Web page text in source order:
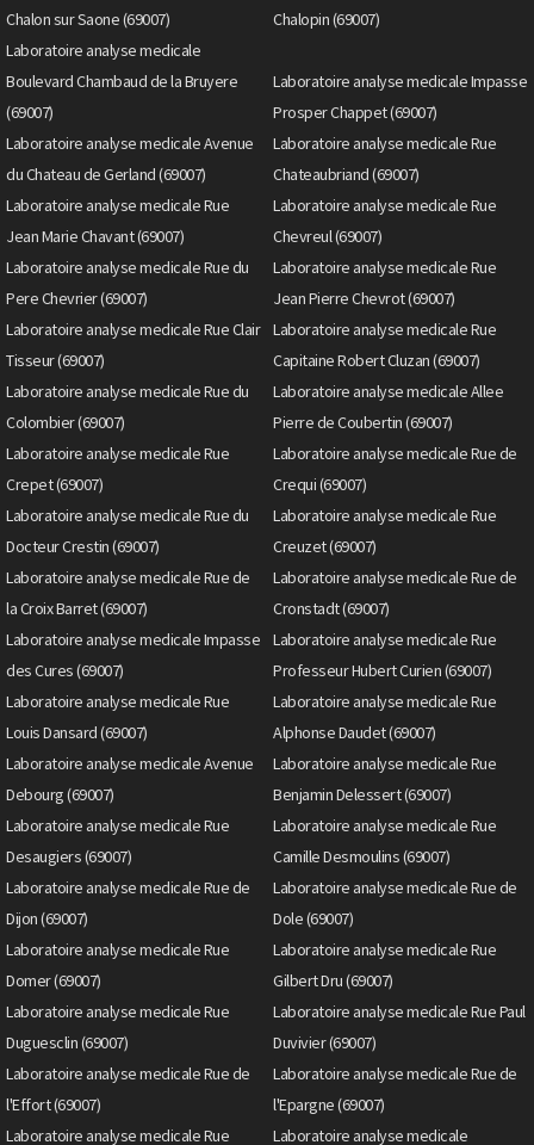
Chalon sur Saone (69007)
Chalopin (69007)
Laboratoire analyse medicale
Boulevard Chambaud de la Bruyere
(69007)
Laboratoire analyse medicale Impasse
Prosper Chappet (69007)
Laboratoire analyse medicale Avenue
du Chateau de Gerland (69007)
Laboratoire analyse medicale Rue
Chateaubriand (69007)
Laboratoire analyse medicale Rue
Jean Marie Chavant (69007)
Laboratoire analyse medicale Rue
Chevreul (69007)
Laboratoire analyse medicale Rue du
Pere Chevrier (69007)
Laboratoire analyse medicale Rue
Jean Pierre Chevrot (69007)
Laboratoire analyse medicale Rue Clair
Tisseur (69007)
Laboratoire analyse medicale Rue
Capitaine Robert Cluzan (69007)
Laboratoire analyse medicale Rue du
Colombier (69007)
Laboratoire analyse medicale Allee
Pierre de Coubertin (69007)
Laboratoire analyse medicale Rue
Crepet (69007)
Laboratoire analyse medicale Rue de
Crequi (69007)
Laboratoire analyse medicale Rue du
Docteur Crestin (69007)
Laboratoire analyse medicale Rue
Creuzet (69007)
Laboratoire analyse medicale Rue de
la Croix Barret (69007)
Laboratoire analyse medicale Rue de
Cronstadt (69007)
Laboratoire analyse medicale Impasse
des Cures (69007)
Laboratoire analyse medicale Rue
Professeur Hubert Curien (69007)
Laboratoire analyse medicale Rue
Louis Dansard (69007)
Laboratoire analyse medicale Rue
Alphonse Daudet (69007)
Laboratoire analyse medicale Avenue
Debourg (69007)
Laboratoire analyse medicale Rue
Benjamin Delessert (69007)
Laboratoire analyse medicale Rue
Desaugiers (69007)
Laboratoire analyse medicale Rue
Camille Desmoulins (69007)
Laboratoire analyse medicale Rue de
Dijon (69007)
Laboratoire analyse medicale Rue de
Dole (69007)
Laboratoire analyse medicale Rue
Domer (69007)
Laboratoire analyse medicale Rue
Gilbert Dru (69007)
Laboratoire analyse medicale Rue
Duguesclin (69007)
Laboratoire analyse medicale Rue Paul
Duvivier (69007)
Laboratoire analyse medicale Rue de
l'Effort (69007)
Laboratoire analyse medicale Rue de
l'Epargne (69007)
Laboratoire analyse medicale Rue
Laboratoire analyse medicale